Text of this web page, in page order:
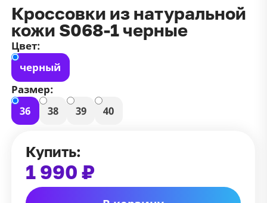
Кроссовки из натуральной
кожи S068-1 черные
Цвет:
черный
Размер:
36
38 39 40
Купить:
1 990 ₽
42